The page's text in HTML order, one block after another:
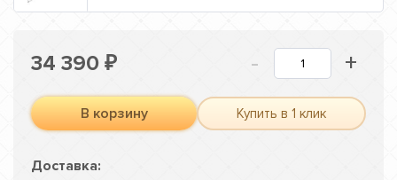
34 390 ₽ - +
В корзину Купить в 1 клик
Доставка: